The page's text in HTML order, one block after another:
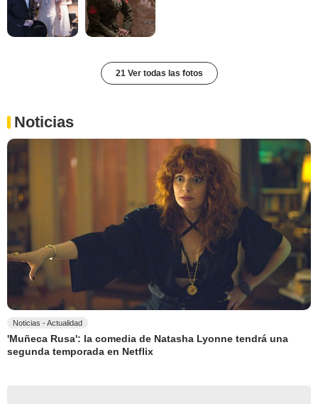
21 Ver todas las fotos
Noticias
Noticias - Actualidad
'Muñeca Rusa': la comedia de Natasha Lyonne tendrá una
segunda temporada en Netflix